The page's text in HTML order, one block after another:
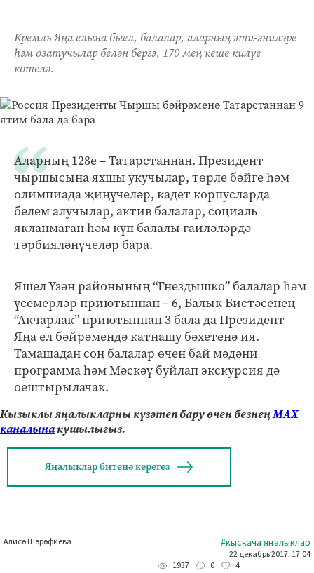
Кремль Яңа елына быел, балалар, аларның әти-әниләре
һәм озатучылар белән бергә, 170 мең кеше килүе
көтелә.
Аларның 128е – Татарстаннан. Президент
чыршысына яхшы укучылар, төрле бәйге һәм
олимпиада җиңүчеләр, кадет корпусларда
белем алучылар, актив балалар, социаль
якланмаган һәм күп балалы гаиләләрдә
тәрбияләнүчеләр бара.
Яшел Үзән районының “Гнездышко” балалар һәм
үсемерләр приютыннан – 6, Балык Бистәсенең
“Акчарлак” приютыннан 3 бала да Президент
Яңа ел бәйрәмендә катнашу бәхетенә ия.
Тамашадан соң балалар өчен бай мәдәни
программа һәм Мәскәү буйлап экскурсия дә
оештырылачак.
Кызыклы яңалыкларны күзәтеп бару өчен безнеңМАХ
каналынакушылыгыз.
Яңалыклар битенә керегез
Алисә Шәрәфиева #кыскача яңалыклар
22 декабрь 2017, 17:04
1937
0 4